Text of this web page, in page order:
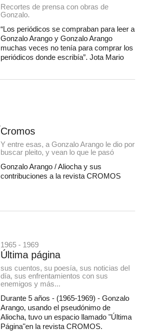
Recortes de prensa con obras de
Gonzalo.
“Los periódicos se compraban para leer a
Gonzalo Arango y Gonzalo Arango
muchas veces no tenía para comprar los
periódicos donde escribía”. Jota Mario
Cromos
Y entre esas, a Gonzalo Arango le dio por
buscar pleito, y vean lo que le pasó
Gonzalo Arango / Aliocha y sus
contribuciones a la revista CROMOS
1965 - 1969
Última página
sus cuentos, su poesía, sus noticias del
día, sus enfrentamientos con sus
enemigos y más...
Durante 5 años - (1965-1969) - Gonzalo
Arango, usando el pseudónimo de
Aliocha, tuvo un espacio llamado "Última
Página"en la revista CROMOS.